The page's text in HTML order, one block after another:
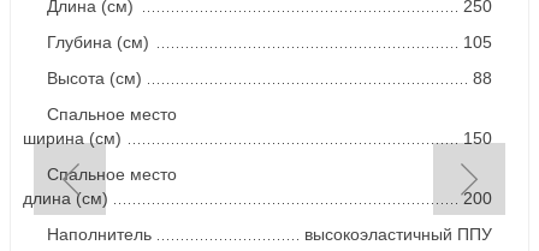
Длина (см)
250
Глубина (см)
105
Высота (см)
88
Спальное место
ширина (см)
150
Спальное место
длина (см)
200
Наполнитель
высокоэластичный ППУ